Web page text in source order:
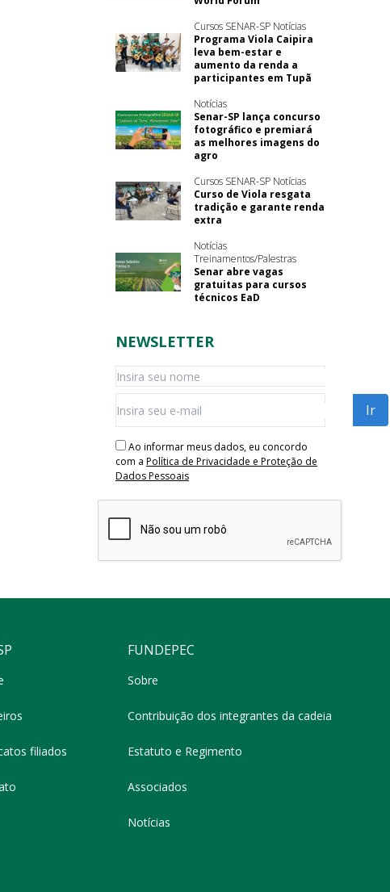
Cursos SENAR-SP Notícias
Programa Viola Caipira
leva bem-estar e
aumento da renda a
participantes em Tupã
Notícias
Senar-SP lança concurso
fotográfico e premiará
as melhores imagens do
agro
Cursos SENAR-SP Notícias
Curso de Viola resgata
tradição e garante renda
extra
Notícias
Treinamentos/Palestras
Senar abre vagas
gratuitas para cursos
técnicos EaD
NEWSLETTER
Ao informar meus dados, eu concordo
com a Política de Privacidade e Proteção de
Dados Pessoais
filiados
FUNDEPEC
Sobre
Contribuição dos integrantes da cadeia
Estatuto e Regimento
Associados
Notícias